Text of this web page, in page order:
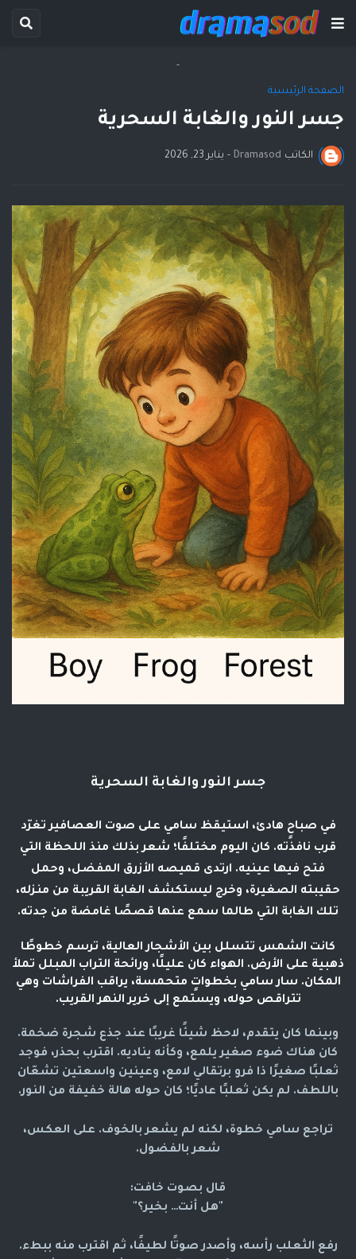
-
الصفحة الرئيسية
جسر النور والغابة السحرية
الكاتب Dramasod
- يناير 23, 2026
جسر النور والغابة السحرية
في صباحٍ هادئ، استيقظ سامي على صوت العصافير تغرّد
قرب نافذته. كان اليوم مختلفًا؛ شعر بذلك منذ اللحظة التي
فتح فيها عينيه. ارتدى قميصه الأزرق المفضل، وحمل
حقيبته الصغيرة، وخرج ليستكشف الغابة القريبة من منزله،
تلك الغابة التي طالما سمع عنها قصصًا غامضة من جدته.
كانت الشمس تتسلل بين الأشجار العالية، ترسم خطوطًا
ذهبية على الأرض. الهواء كان عليلًا، ورائحة التراب المبلل تملأ
المكان. سار سامي بخطواتٍ متحمسة، يراقب الفراشات وهي
تتراقص حوله، ويستمع إلى خرير النهر القريب.
وبينما كان يتقدم، لاحظ شيئًا غريبًا عند جذع شجرة ضخمة.
كان هناك ضوء صغير يلمع، وكأنه يناديه. اقترب بحذر، فوجد
ثعلبًا صغيرًا ذا فرو برتقالي لامع، وعينين واسعتين تشعّان
باللطف. لم يكن ثعلبًا عاديًا؛ كان حوله هالة خفيفة من النور.
تراجع سامي خطوة، لكنه لم يشعر بالخوف. على العكس،
شعر بالفضول.
قال بصوت خافت:
"هل أنت… بخير؟"
رفع الثعلب رأسه، وأصدر صوتًا لطيفًا، ثم اقترب منه ببطء.